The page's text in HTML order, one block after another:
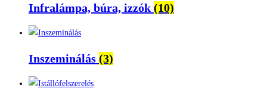
Infralámpa, búra, izzók (10)
Inszeminálás (3)